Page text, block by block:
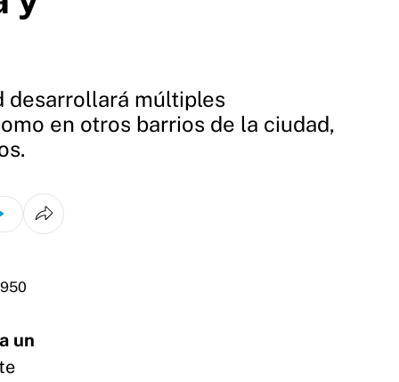
desarrollará múltiples
en otros barrios de la ciudad,
un